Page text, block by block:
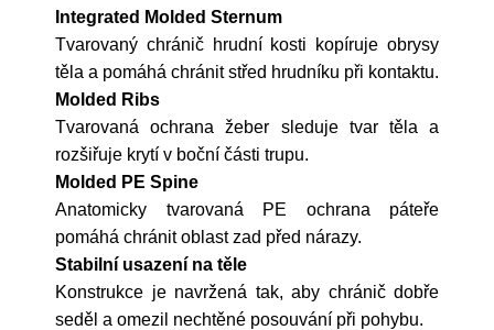
Integrated Molded Sternum
Tvarovaný chránič hrudní kosti kopíruje obrysy
těla a pomáhá chránit střed hrudníku při kontaktu.
Molded Ribs
Tvarovaná ochrana žeber sleduje tvar těla a
rozšiřuje krytí v boční části trupu.
Molded PE Spine
Anatomicky tvarovaná PE ochrana páteře
pomáhá chránit oblast zad před nárazy.
Stabilní usazení na těle
Konstrukce je navržená tak, aby chránič dobře
seděl a omezil nechtěné posouvání při pohybu.